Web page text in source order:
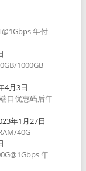
年付
1000GB
4月3日
口优惠码后年
年1月27日
40G
年